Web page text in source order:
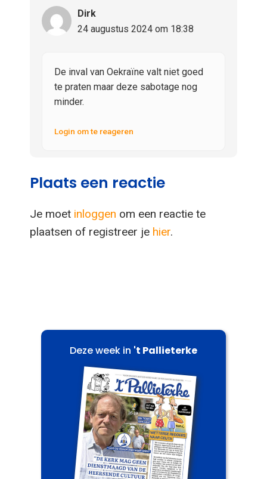
Dirk
24 augustus 2024 om 18:38
De inval van Oekraïne valt niet goed
te praten maar deze sabotage nog
minder.
Login om te reageren
Plaats een reactie
Je moet inloggen om een reactie te
plaatsen of registreer je hier.
Deze week in 't Pallieterke